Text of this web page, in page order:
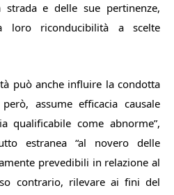
strada e delle sue pertinenze,
loro riconducibilità a scelte
può anche influire la condotta
assume efficacia causale
qualificabile come abnorme”,
estranea “al novero delle
prevedibili in relazione al
contrario, rilevare ai fini del